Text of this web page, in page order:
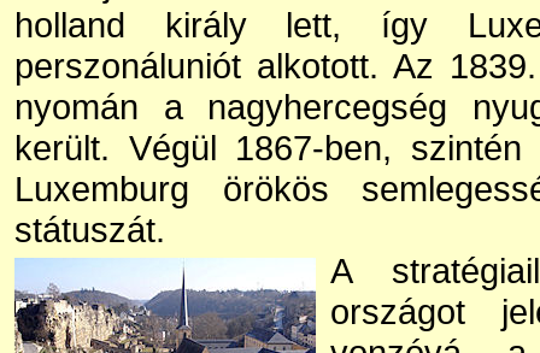
holland király lett, így
perszonáluniót alkotott. Az
nyomán a nagyhercegség
került. Végül 1867-ben, szintén
Luxemburg örökös
státuszát.
A
országot